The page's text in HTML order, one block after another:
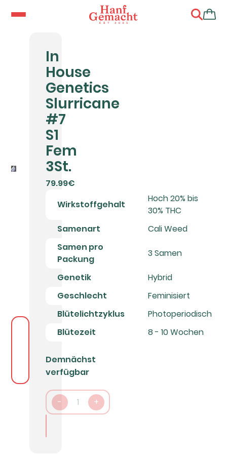
In
House
Genetics
Slurricane
#7
S1
Fem
3St.
79.99€
Wirkstoffgehalt
Hoch 20% bis
30% THC
Samenart
Cali Weed
Samen pro
Packung
3 Samen
Genetik
Hybrid
Geschlecht
Feminisiert
Blütelichtzyklus
Photoperiodisch
Blütezeit
8 - 10 Wochen
Demnächst
verfügbar
- 1 +